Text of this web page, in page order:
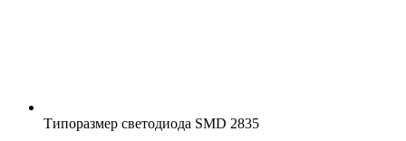
Типоразмер светодиода SMD 2835